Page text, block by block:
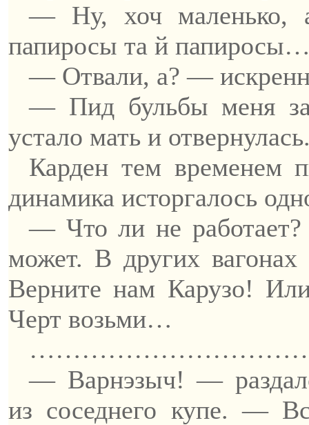
— Ну, хочмаленько,
папиросы та й
— Отвали, а? —
— Пид бульбы меня
устало мать и
Карден тем временем
динамика исторгалось
— Что ли не
может. В других
Верните нам Карузо!
Черт возьми…
— Варнэзыч! —
из соседнего купе. —